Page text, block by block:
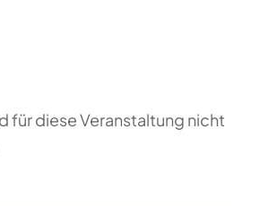
für diese Veranstaltung nicht